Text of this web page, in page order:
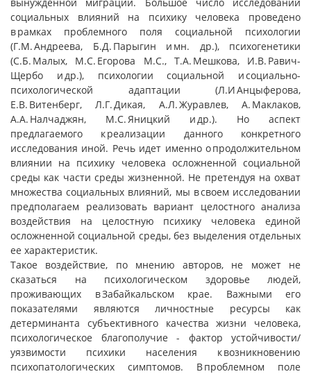
социальных влияний на психику человека проведено
в рамках проблемного поля социальной психологии
(Г.М. Андреева, Б.Д. Парыгин и мн. др.), психогенетики
(С.Б. Малых, М.С. Егорова М.С., Т.А. Мешкова, И.В. Равич-
Щербо и др.), психологии социальной и социально-
психологической адаптации (Л.И Анцыферова,
Е.В. Витенберг, Л.Г. Дикая, А.Л. Журавлев, А. Маклаков,
А.А. Налчаджян, М.С. Яницкий и др.). Но аспект
предлагаемого к реализации данного конкретного
исследования иной. Речь идет именно о продолжительном
влиянии на психику человека осложненной социальной
среды как части среды жизненной. Не претендуя на охват
множества социальных влияний, мы в своем исследовании
предполагаем реализовать вариант целостного анализа
воздействия на целостную психику человека единой
осложненной социальной среды, без выделения отдельных
ее характеристик.
Такое воздействие, по мнению авторов, не может не
сказаться на психологическом здоровье людей,
проживающих в Забайкальском крае. Важными его
показателями являются личностные ресурсы как
детерминанта субъективного качества жизни человека,
психологическое благополучие - фактор устойчивости/
уязвимости психики населения к возникновению
психопатологических симптомов. В проблемном поле